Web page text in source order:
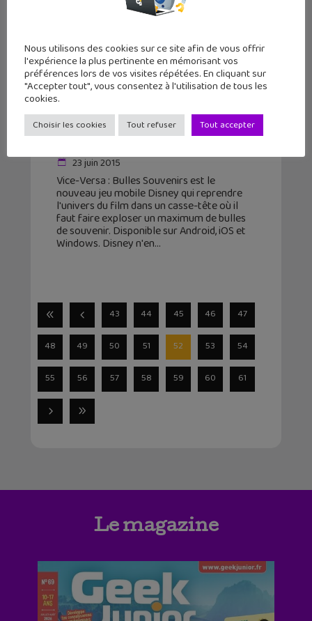
Vice-Versa Bulles Souvenirs : après
le film Pixar, voici le jeu mobile
23 juin 2015
Vice-Versa : Bulles Souvenirs est le
nouveau jeu mobile Disney qui reprendre
l'univers du film dans un casse-tête où il
faut faire exploser un maximum de bulles
de souvenir. Disponible sur Android, iOS et
Windows. Disney n'en
43 44 45 46 47
48 49 50 51 52 53 54
55 56 57 58 59 60 61
Le magazine
Nous utilisons des cookies sur ce site afin de vous offrir
l'expérience la plus pertinente en mémorisant vos
préférences lors de vos visites répétées. En cliquant sur
"Accepter tout", vous consentez à l'utilisation de tous les
cookies.
Choisir les cookies Tout refuser Tout accepter